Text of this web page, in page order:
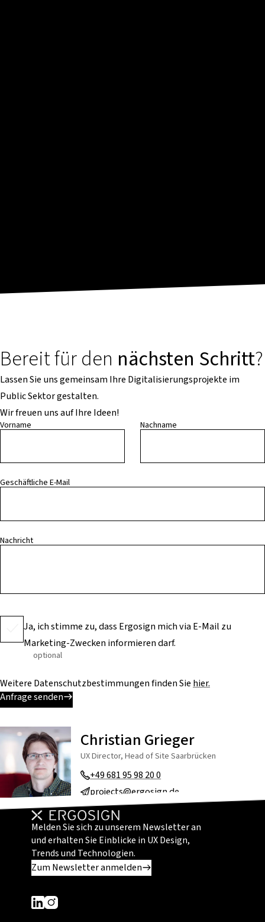
Bereit für den nächsten Schritt?
Lassen Sie uns gemeinsam Ihre Digitalisierungsprojekte im
Public Sektor gestalten.
Wir freuen uns auf Ihre Ideen!
Vorname Nachname
Geschäftliche E-Mail
Nachricht
Ja, ich stimme zu, dass Ergosign mich via E-Mail zu
Marketing-Zwecken informieren darf.
optional
Weitere Datenschutzbestimmungen finden Sie hier.
Anfrage senden
Christian Grieger
UX Director, Head of Site Saarbrücken
+49 681 95 98 20 0
projects@ergosign.de
Melden Sie sich zu unserem Newsletter an
und erhalten Sie Einblicke in UX Design,
Trends und Technologien.
Zum Newsletter anmelden
Dieser Link führt zu einer externen Seite
Dieser Link führt zu einer externen Seite